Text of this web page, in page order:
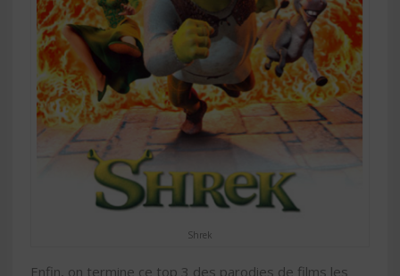
Shrek
Enfin, on termine ce top 3 des parodies de films les